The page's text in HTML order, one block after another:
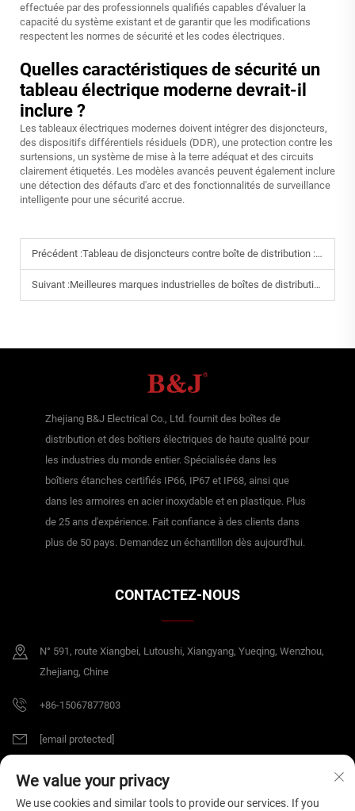
effectuée par des professionnels qualifiés capables d'évaluer la
capacité du système existant et de garantir que les modifications
respectent les normes de sécurité et les codes électriques.
Quelles caractéristiques de sécurité un
tableau électrique moderne devrait-il
inclure ?
Les tableaux électriques modernes doivent intégrer des disjoncteurs,
des dispositifs différentiels résiduels (DDR), une protection contre les
surtensions, un système de mise à la terre adéquat et des circuits
clairement étiquetés. Les modèles avancés peuvent également inclure
une détection des défauts d'arc et des fonctionnalités de surveillance
intelligente pour une sécurité accrue.
Précédent :Tableau de disjoncteurs contre boîte de distribution : quelle est la différence ?
Suivant :Meilleures marques industrielles de boîtes de distribution à considérer en 2025
Zhejiang B&J Electrical Co., Ltd. fournit des boîtes de
distribution et des boîtiers électriques de haute qualité pour
les industries du monde entier. Spécialisée dans les
boîtiers étanches certifiés IP66, IP67 et IP68, ainsi que
dans les armoires en acier inoxydable et en plastique. Plus
de 25 ans d'expérience. Fait confiance à des clients dans
plus de 50 pays. Demandez un échantillon dès aujourd'hui.
CONTACTEZ-NOUS
N° 591, route Xiangbei, Lutoushi, Xiangyang, Yueqing, Wenzhou,
Zhejiang, Chine
+86-15067877803
[email protected]
Droits d'auteur © 2025 China Zhejiang B&J Electrical Co.,Ltd. Tous droits
réservés. Politique de confidentialité
We value your privacy
We use cookies and similar tools to provide our services. If you